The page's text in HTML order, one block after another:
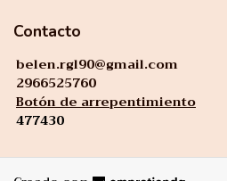
Contacto
belen.rgl90@gmail.com
2966525760
Botón de arrepentimiento
477430